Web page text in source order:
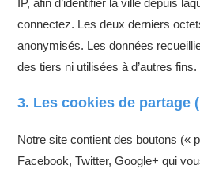
IP, afin d’identifier la ville depuis
connectez. Les deux derniers
anonymisés. Les données
des tiers ni utilisées à d’autres fins.
3. Les cookies de partage
Notre site contient des boutons («
Facebook, Twitter, Google+ qui